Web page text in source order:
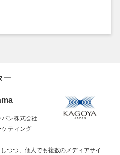
ー
パン株式会社
ケティング
つつ、個人でも複数のメディアサイ